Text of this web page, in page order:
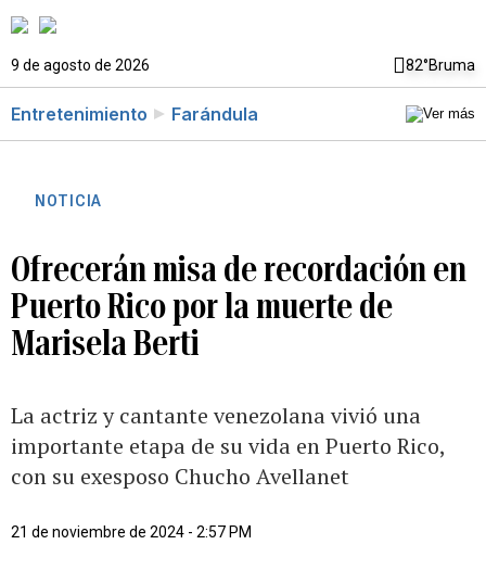
9 de agosto de 2026 82°Bruma
Entretenimiento Farándula
NOTICIA
Ofrecerán misa de recordación en
Puerto Rico por la muerte de
Marisela Berti
La actriz y cantante venezolana vivió una
importante etapa de su vida en Puerto Rico,
con su exesposo Chucho Avellanet
21 de noviembre de 2024 - 2:57 PM